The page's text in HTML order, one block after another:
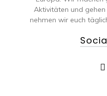
Aktivitäten und
nehmen wir euch